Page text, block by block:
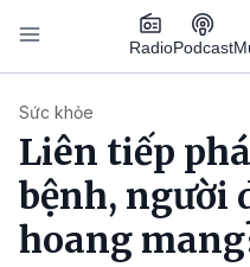
Nhảy đến nội dung
RadioPodcast
Sức khỏe
Liên tiếp
bệnh, người
hoang